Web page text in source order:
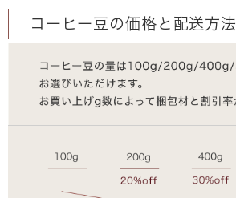
コーヒー豆の価格と配送方法